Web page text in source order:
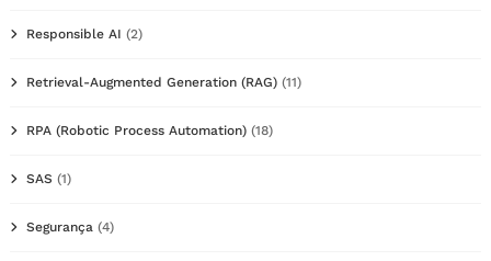
Responsible AI (2)
Retrieval-Augmented Generation (RAG) (11)
RPA (Robotic Process Automation) (18)
SAS (1)
Segurança (4)